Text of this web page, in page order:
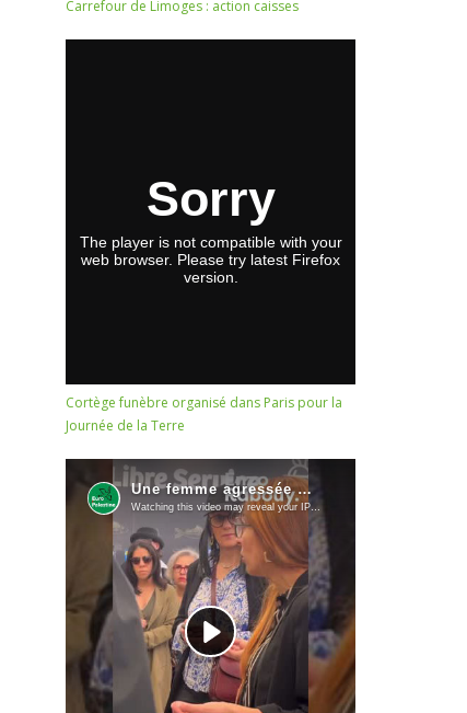
Carrefour de Limoges : action caisses
Cortège funèbre organisé dans Paris pour la
Journée de la Terre